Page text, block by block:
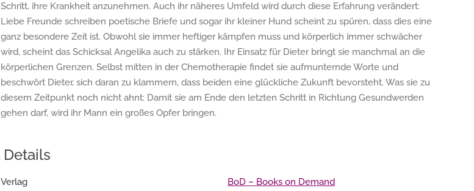
Schritt, ihre Krankheit anzunehmen. Auch ihr näheres Umfeld wird durch diese Erfahrung verändert:
Liebe Freunde schreiben poetische Briefe und sogar ihr kleiner Hund scheint zu spüren, dass dies eine
ganz besondere Zeit ist. Obwohl sie immer heftiger kämpfen muss und körperlich immer schwächer
wird, scheint das Schicksal Angelika auch zu stärken. Ihr Einsatz für Dieter bringt sie manchmal an die
körperlichen Grenzen. Selbst mitten in der Chemotherapie findet sie aufmunternde Worte und
beschwört Dieter, sich daran zu klammern, dass beiden eine glückliche Zukunft bevorsteht. Was sie zu
diesem Zeitpunkt noch nicht ahnt: Damit sie am Ende den letzten Schritt in Richtung Gesundwerden
gehen darf, wird ihr Mann ein großes Opfer bringen.
Details
Verlag
BoD – Books on Demand